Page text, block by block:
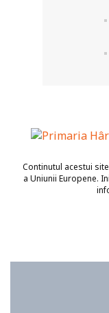
Continutul acestui
a Uniunii Europene.